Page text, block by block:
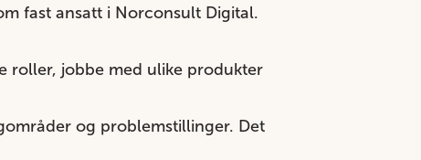
fast ansatt i Norconsult Digital.
roller, jobbe med ulike produkter
og problemstillinger. Det